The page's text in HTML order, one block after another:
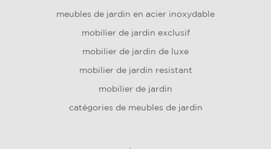
meubles de jardin en acier inoxydable
mobilier de jardin exclusif
mobilier de jardin de luxe
mobilier de jardin resistant
mobilier de jardin
catégories de meubles de jardin